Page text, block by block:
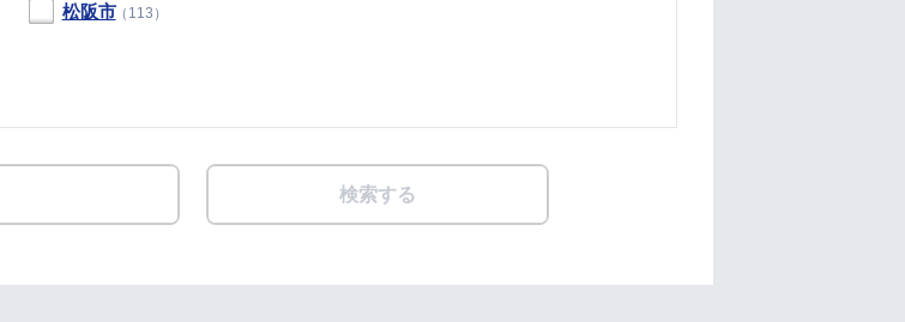
松阪市（113）
検索する